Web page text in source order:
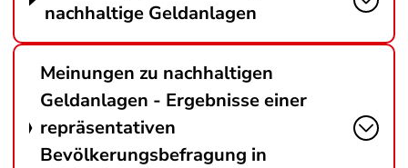
nachhaltige Geldanlagen
Meinungen zu nachhaltigen
Geldanlagen - Ergebnisse einer
repräsentativen
Bevölkerungsbefragung in